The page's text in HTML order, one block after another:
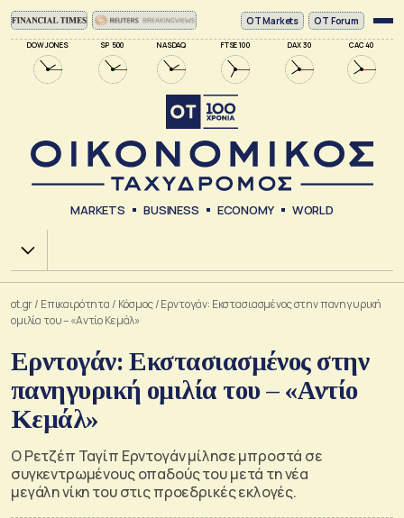
DOW JONES SP 500 NASDAQ FTSE 100 DAX 30 CAC 40
ΟΤ Markets OT Forum
MARKETS BUSINESS ECONOMY WORLD
Χ.Α.
ot.gr/ Επικαιρότητα / Κόσμος/Ερντογάν: Εκστασιασμένος στην πανηγυρική
ομιλία του – «Αντίο Κεμάλ»
Ερντογάν: Εκστασιασμένος στην
πανηγυρική ομιλία του – «Αντίο
Κεμάλ»
Ο Ρετζέπ Ταγίπ Ερντογάν μίλησε μπροστά σε
συγκεντρωμένους οπαδούς του μετά τη νέα
μεγάλη νίκη του στις προεδρικές εκλογές.